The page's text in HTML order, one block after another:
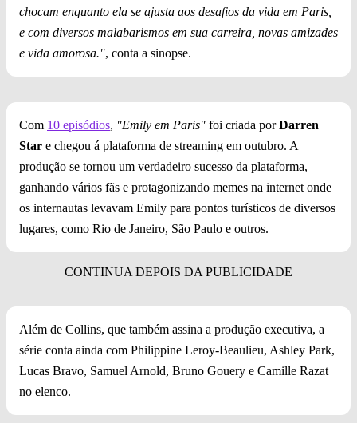
chocam enquanto ela se ajusta aos desafios da vida em Paris,
e com diversos malabarismos em sua carreira, novas amizades
e vida amorosa.", conta a sinopse.
Com 10 episódios, "Emily em Paris" foi criada porDarren
Star e chegou á plataforma de streaming em outubro. A
produção se tornou um verdadeiro sucesso da plataforma,
ganhando vários fãs e protagonizando memes na internet onde
os internautas levavam Emily para pontos turísticos de diversos
lugares, como Rio de Janeiro, São Paulo e outros.
Além de Collins, que também assina a produção executiva, a
série conta ainda com Philippine Leroy-Beaulieu, Ashley Park,
Lucas Bravo, Samuel Arnold, Bruno Gouery e Camille Razat
no elenco.